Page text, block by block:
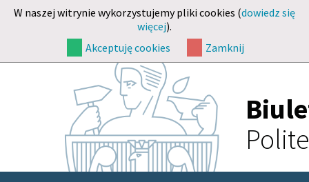
W naszej witrynie wykorzystujemy pliki cookies (dowiedz się
więcej).
Akceptuję cookies
Zamknij